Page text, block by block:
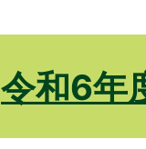
令和6年